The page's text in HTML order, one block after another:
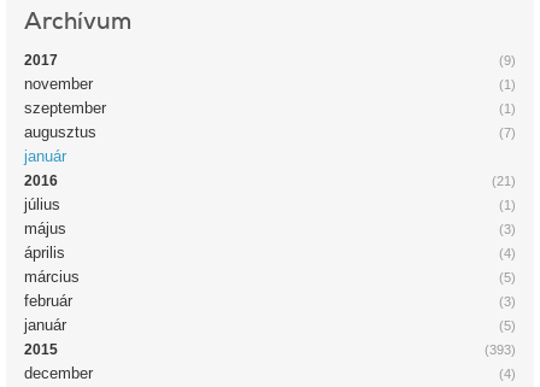
Archívum
(9)
2017
(1)
november
(1)
szeptember
(7)
augusztus
január
(21)
2016
(1)
július
(3)
május
(4)
április
(5)
március
(3)
február
(5)
január
(393)
2015
(4)
december